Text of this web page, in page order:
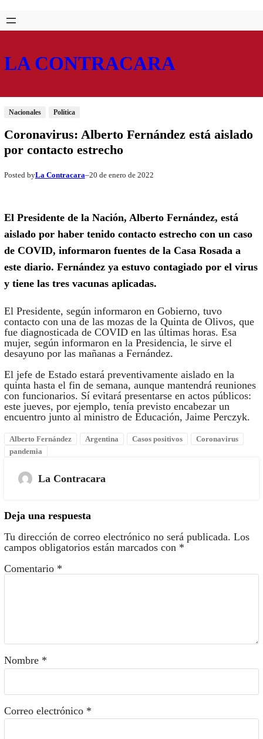
Saltar
al
Skip
to
LA CONTRACARA
Nacionales Política
Coronavirus: Alberto Fernández está aislado
por contacto estrecho
Posted byLa Contracara–20 de enero de 2022
El Presidente de la Nación, Alberto Fernández, está
aislado por haber tenido contacto estrecho con un caso
de COVID, informaron fuentes de la Casa Rosada a
este diario. Fernández ya estuvo contagiado por el virus
y tiene las tres vacunas aplicadas.
El Presidente, según informaron en Gobierno, tuvo
contacto con una de las mozas de la Quinta de Olivos, que
fue diagnosticada de COVID en las últimas horas. Esa
mujer, según informaron en la Presidencia, le sirve el
desayuno por las mañanas a Fernández.
El jefe de Estado estará preventivamente aislado en la
quinta hasta el fin de semana, aunque mantendrá reuniones
con funcionarios. Sí evitará presentarse en actos públicos:
este jueves, por ejemplo, tenía previsto encabezar un
encuentro junto al ministro de Educación, Jaime Perczyk.
Alberto Fernández Argentina Casos positivos
Coronavirus
pandemia
La Contracara
Deja una respuesta
Tu dirección de correo electrónico no será publicada. Los
campos obligatorios están marcados con *
Comentario *
Nombre *
Correo electrónico *